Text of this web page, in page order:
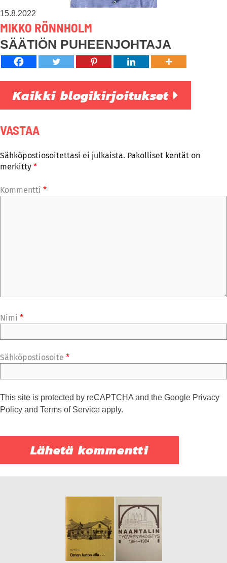
15.8.2022
MIKKO RÖNNHOLM
SÄÄTIÖN PUHEENJOHTAJA
Kaikki blogikirjoitukset
VASTAA
Sähköpostiosoitettasi ei julkaista. Pakolliset kentät on
merkitty *
Kommentti *
Nimi *
Sähköpostiosoite *
This site is protected by reCAPTCHA and the Google Privacy
Policy and Terms of Service apply.